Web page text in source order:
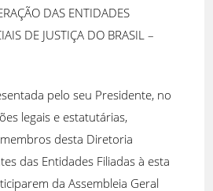
DAS ENTIDADES
DE JUSTIÇA DO BRASIL –
pelo seu Presidente, no
legais e estatutárias,
desta Diretoria
das Entidades Filiadas à esta
da Assembleia Geral